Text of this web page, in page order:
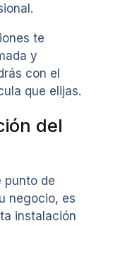
te
y
con el
que elijas.
del
punto de
negocio, es
instalación